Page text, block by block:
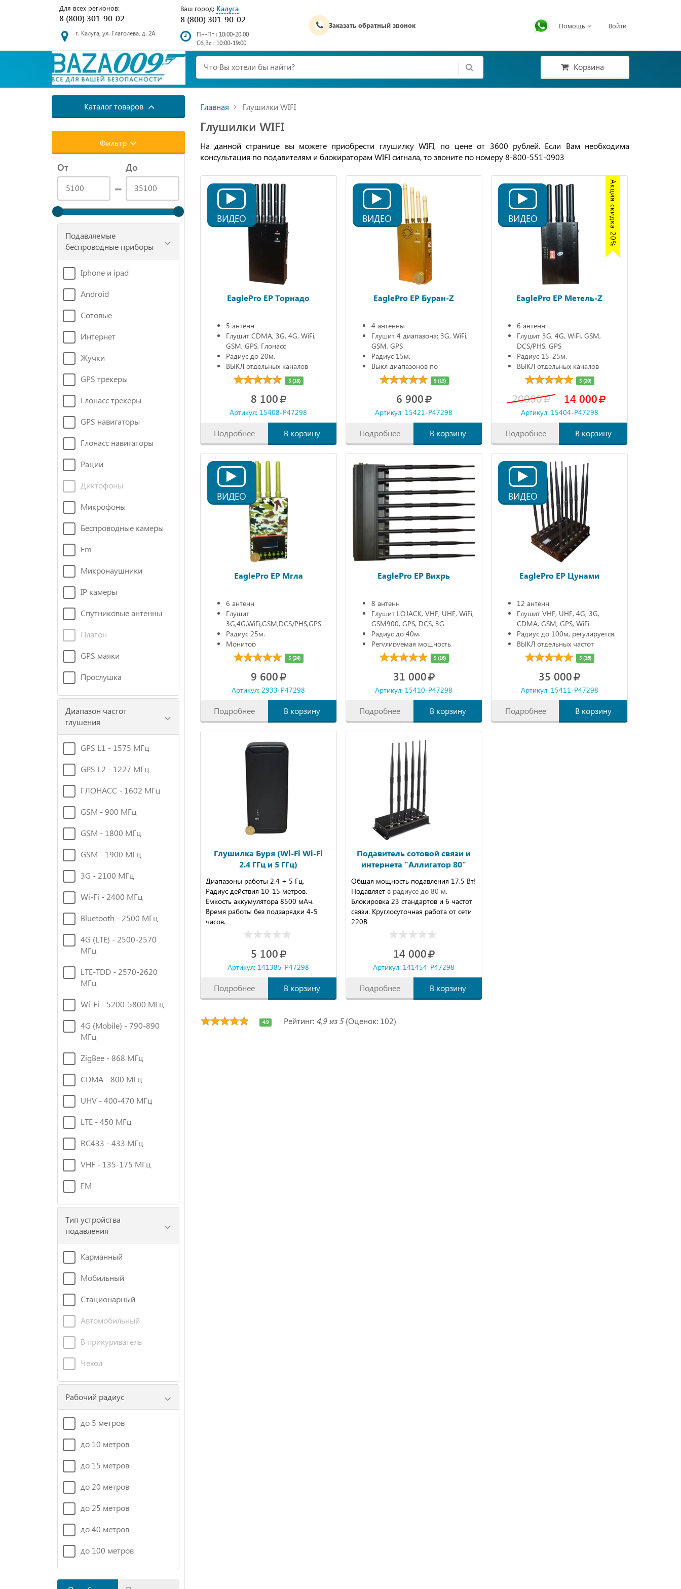
Для всех регионов:
8 (800) 301-90-02
Ваш город: Калуга
8 (800) 301-90-02
г. Калуга, ул. Глаголева, д. 2А
Пн-Пт : 10:00-20:00
Сб,Вс : 10:00-19:00
Заказать обратный звонок Помощь Войти
Корзина
Каталог товаров
Фильтр
От До
Подавляемые
беспроводные приборы
Iphone и ipad
Android
Сотовые
Интернет
Жучки
GPS трекеры
Глонасс трекеры
GPS навигаторы
Глонасс навигаторы
Рации
Диктофоны
Микрофоны
Беспроводные камеры
Fm
Микронаушники
IP камеры
Спутниковые антенны
Платон
GPS маяки
Прослушка
Диапазон частот
глушения
GPS L1 - 1575 МГц
GPS L2 - 1227 МГц
ГЛОНАСС - 1602 МГц
GSM - 900 МГц
GSM - 1800 МГц
GSM - 1900 МГц
3G - 2100 МГц
Wi-Fi - 2400 МГц
Bluetooth - 2500 МГц
4G (LTE) - 2500-2570
МГц
LTE-TDD - 2570-2620
МГц
Wi-Fi - 5200-5800 МГц
4G (Mobile) - 790-890
МГц
ZigBee - 868 МГц
CDMA - 800 МГц
UHV - 400-470 МГц
LTE - 450 МГц
RC433 - 433 МГц
VHF - 135-175 МГц
FM
Тип устройства
подавления
Карманный
Мобильный
Стационарный
Автомобильный
В прикуриватель
Чехол
Рабочий радиус
до 5 метров
до 10 метров
до 15 метров
до 20 метров
до 25 метров
до 40 метров
до 100 метров
Главная Глушилки WIFI
Глушилки WIFI
На данной странице вы можете приобрести глушилку WIFI, по цене от 3600 рублей. Если Вам необходима
консультация по подавителям и блокираторам WIFI сигнала, то звоните по номеру 8-800-551-0903
ВИДЕО
EaglePro EP Торнадо
5 антенн
Глушит CDMA, 3G, 4G, WiFi,
GSM, GPS, Глонасс
Радиус до 20м.
ВЫКЛ отдельных каналов
Автономно 90мин. 5 (18)
8 100
Артикул: 15408-P47298
Подробнее В корзину
ВИДЕО
EaglePro EP Буран-Z
4 антенны
Глушит 4 диапазона: 3G, WiFi,
GSM, GPS
Радиус 15м.
Выкл диапазонов по
отдельности
Автономно 90мин.
5 (13)
6 900
Артикул: 15421-P47298
Подробнее В корзину
Акция скидка 20%
ВИДЕО
EaglePro EP Метель-Z
6 антенн
Глушит 3G, 4G, WiFi, GSM,
DCS/PHS, GPS
Радиус 15-25м.
ВЫКЛ отдельных каналов
Автономно 90 мин.5 (20)
20000 14 000
Артикул: 15404-P47298
Подробнее В корзину
ВИДЕО
EaglePro EP Мгла
6 антенн
Глушит
3G,4G,WiFi,GSM,DCS/PHS,GPS
Радиус 25м.
Монитор
Автономно до 3ч.
5 (24)
9 600
Артикул: 2933-P47298
Подробнее В корзину
EaglePro EP Вихрь
8 антенн
Глушит LOJACK, VHF, UHF, WiFi,
GSM900, GPS, DCS, 3G
Радиус до 40м.
Регулируемая мощность
5 (16)
31 000
Артикул: 15410-P47298
Подробнее В корзину
ВИДЕО
EaglePro EP Цунами
12 антенн
Глушит VHF, UHF, 4G, 3G,
CDMA, GSM, GPS, WiFi
Радиус до 100м, регулируется.
ВЫКЛ отдельных частот
5 (16)
35 000
Артикул: 15411-P47298
Подробнее В корзину
Глушилка Буря (Wi-Fi Wi-Fi
2.4 ГГц и 5 ГГц)
Диапазоны работы 2.4 + 5 Гц.
Радиус действия 10-15 метров.
Емкость аккумулятора 8500 мАч.
Время работы без подзарядки 4-5
часов.
5 100
Артикул: 141385-P47298
Подробнее В корзину
Подавитель сотовой связи и
интернета "Аллигатор 80"
Общая мощность подавления 17,5 Вт!
Подавляетв радиусе до 80 м.
Блокировка 23 стандартов и 6 частот
связи. Круглосуточная работа от сети
220В
14 000
Артикул: 141454-P47298
Подробнее В корзину
4.9 Рейтинг: 4,9 из 5(Оценок: 102)